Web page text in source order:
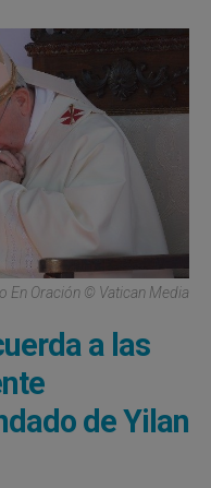
En Oración © Vatican Media
a las
de Yilan